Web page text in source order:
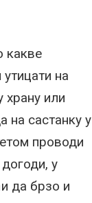
какве
на
храну или
на састанку у
проводи
у
да брзо и